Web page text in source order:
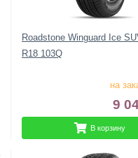
Roadstone Winguard Ice
R18 103Q
на
9
В корзину